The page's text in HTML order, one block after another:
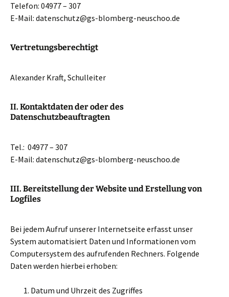
Telefon: 04977 – 307
E-Mail: datenschutz@gs-blomberg-neuschoo.de
Vertretungsberechtigt
Alexander Kraft, Schulleiter
II. Kontaktdaten der oder des
Datenschutzbeauftragten
Tel.: 04977 – 307
E-Mail: datenschutz@gs-blomberg-neuschoo.de
III. Bereitstellung der Website und Erstellung von
Logfiles
Bei jedem Aufruf unserer Internetseite erfasst unser
System automatisiert Daten und Informationen vom
Computersystem des aufrufenden Rechners. Folgende
Daten werden hierbei erhoben:
Datum und Uhrzeit des Zugriffes